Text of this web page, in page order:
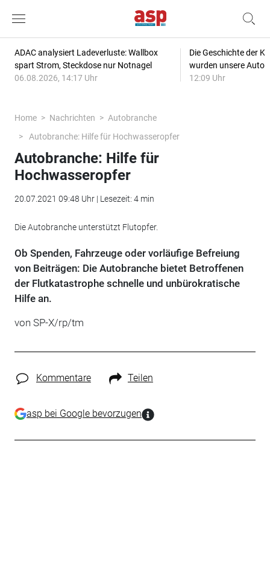
ADAC analysiert Ladeverluste: Wallbox
spart Strom, Steckdose nur Notnagel
06.08.2026, 14:17 Uhr
Die Geschichte der
wurden unsere
12:09 Uhr
Home Nachrichten
Autobranche
Autobranche: Hilfe für Hochwasseropfer
Autobranche: Hilfe für
Hochwasseropfer
20.07.2021 09:48 Uhr | Lesezeit: 4 min
Die Autobranche unterstützt Flutopfer.
Ob Spenden, Fahrzeuge oder vorläufige Befreiung
von Beiträgen: Die Autobranche bietet Betroffenen
der Flutkatastrophe schnelle und unbürokratische
Hilfe an.
von SP-X/rp/tm
Kommentare Teilen
asp bei Google bevorzugen